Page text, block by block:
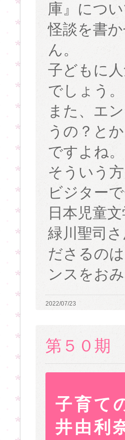
庫』につ
怪談を書
ん。
子どもに
でしょう。
また、エ
うの？と
ですよね。
そういう
ビジター
日本児童
緑川聖司
ださるの
ンスをお
2022/07/23
第５０
子育
井由利